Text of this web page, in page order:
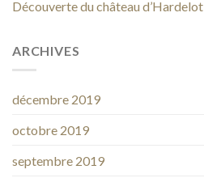
Découverte du château d’Hardelot
ARCHIVES
décembre 2019
octobre 2019
septembre 2019